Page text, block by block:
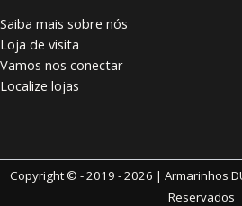
Saiba mais sobre nós
Loja de visita
Vamos nos conectar
Localize lojas
Copyright © - 2019 - 2026 | Armarinhos
Reservados